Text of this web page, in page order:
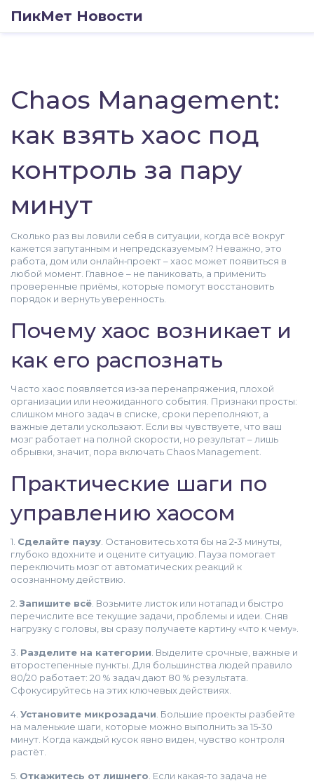
ПикМет Новости
Chaos Management:
как взять хаос под
контроль за пару
минут
Сколько раз вы ловили себя в ситуации, когда всё вокруг
кажется запутанным и непредсказуемым? Неважно, это
работа, дом или онлайн‑проект – хаос может появиться в
любой момент. Главное – не паниковать, а применить
проверенные приёмы, которые помогут восстановить
порядок и вернуть уверенность.
Почему хаос возникает и
как его распознать
Часто хаос появляется из‑за перенапряжения, плохой
организации или неожиданного события. Признаки просты:
слишком много задач в списке, сроки переполняют, а
важные детали ускользают. Если вы чувствуете, что ваш
мозг работает на полной скорости, но результат – лишь
обрывки, значит, пора включать Chaos Management.
Практические шаги по
управлению хаосом
1. Сделайте паузу . Остановитесь хотя бы на 2‑3 минуты,
глубоко вдохните и оцените ситуацию. Пауза помогает
переключить мозг от автоматических реакций к
осознанному действию.
2. Запишите всё . Возьмите листок или нотапад и быстро
перечислите все текущие задачи, проблемы и идеи. Сняв
нагрузку с головы, вы сразу получаете картину «что к чему».
3. Разделите на категории . Выделите срочные, важные и
второстепенные пункты. Для большинства людей правило
80/20 работает: 20 % задач дают 80 % результата.
Сфокусируйтесь на этих ключевых действиях.
4. Установите микрозадачи . Большие проекты разбейте
на маленькие шаги, которые можно выполнить за 15‑30
минут. Когда каждый кусок явно виден, чувство контроля
растёт.
5. Откажитесь от лишнего . Если какая‑то задача не